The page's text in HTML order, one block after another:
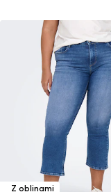
Z oblinami